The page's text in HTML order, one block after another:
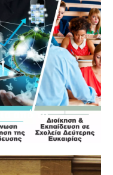
από το